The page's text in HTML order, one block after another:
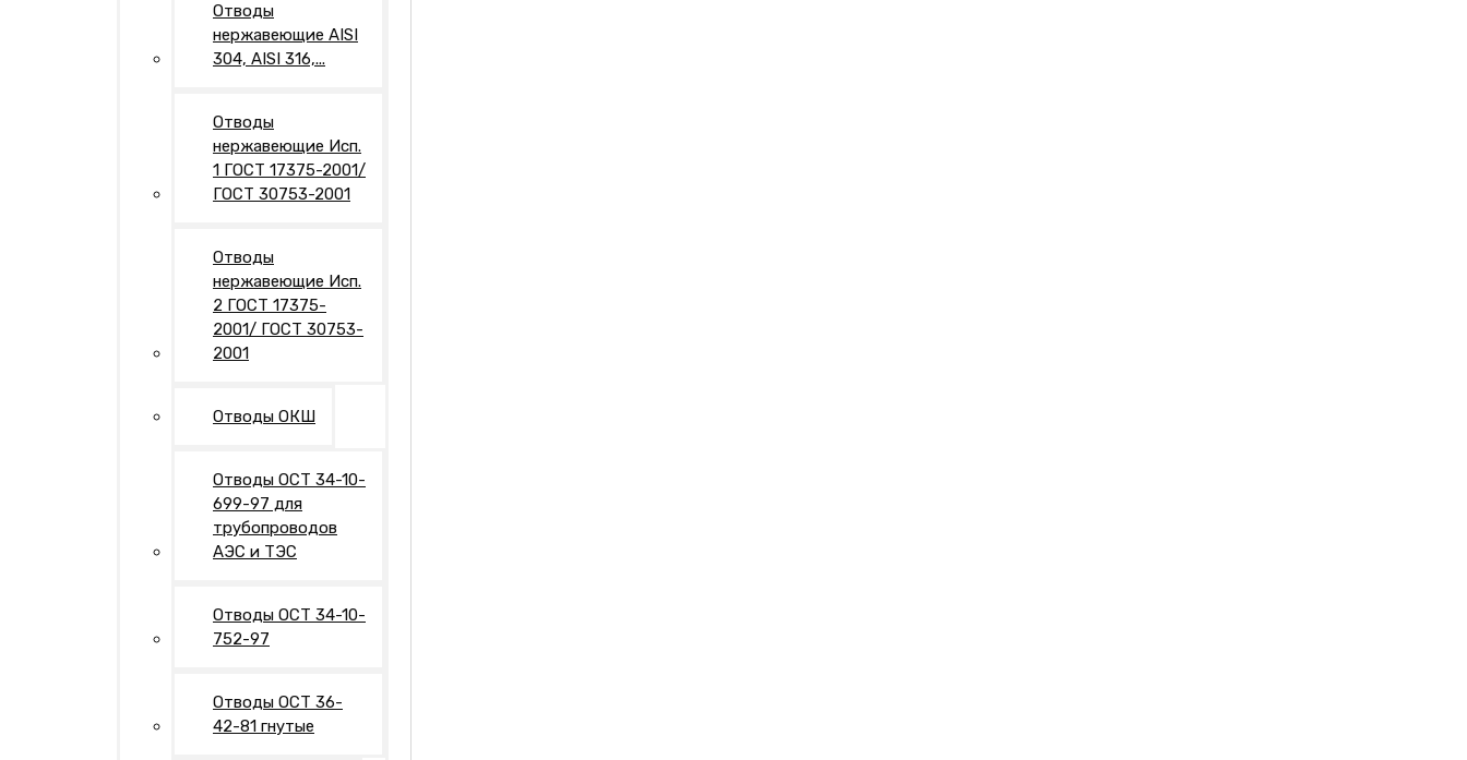
Отводы
нержавеющие AISI
304, AISI 316,...
Отводы
нержавеющие Исп.
1 ГОСТ 17375-2001/
ГОСТ 30753-2001
Отводы
нержавеющие Исп.
2 ГОСТ 17375-
2001/ ГОСТ 30753-
2001
Отводы ОКШ
Отводы ОСТ 34-10-
699-97 для
трубопроводов
АЭС и ТЭС
Отводы ОСТ 34-10-
752-97
Отводы ОСТ 36-
42-81 гнутые